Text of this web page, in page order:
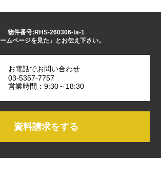
物件番号:RHS-260306-ta-1
ームページを見た」とお伝え下さい。
お電話でお問い合わせ
03-5357-7757
営業時間：9:30～18:30
資料請求をする